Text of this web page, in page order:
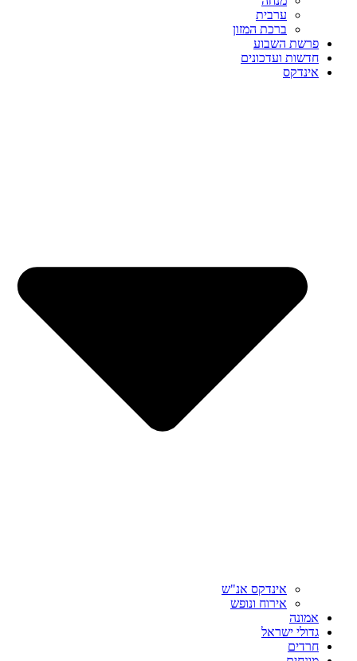
ערבית
ברכת המזון
פרשת השבוע
חדשות ועדכונים
אינדקס
אינדקס אנ"ש
אירוח ונופש
אמונה
גדולי ישראל
חרדים